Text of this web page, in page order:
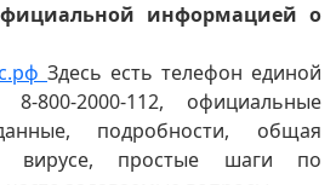
информацией о
Здесь есть телефон единой
800-2000-112, официальные
подробности, общая
вирусе, простые шаги по